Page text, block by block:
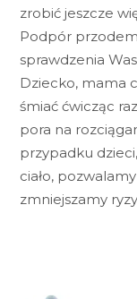
zrobić jeszcze
Podpór
sprawdzenia
Dziecko, mama
śmiać ćwicząc
pora na
przypadku
ciało,
zmniejszamy